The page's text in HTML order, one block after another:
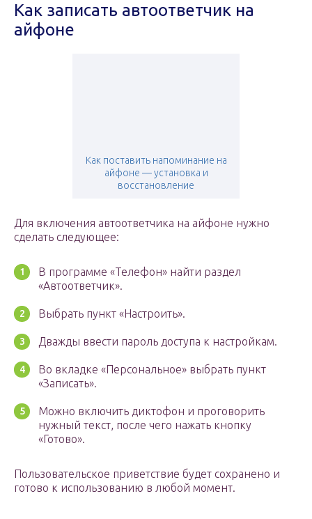
Как записать автоответчик на
айфоне
Как поставить напоминание на
айфоне — установка и
восстановление
Для включения автоответчика на айфоне нужно
сделать следующее:
В программе «Телефон» найти раздел
«Автоответчик».
Выбрать пункт «Настроить».
Дважды ввести пароль доступа к настройкам.
Во вкладке «Персональное» выбрать пункт
«Записать».
Можно включить диктофон и проговорить
нужный текст, после чего нажать кнопку
«Готово».
Пользовательское приветствие будет сохранено и
готово к использованию в любой момент.